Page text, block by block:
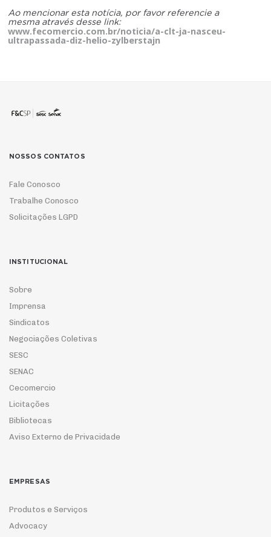
Ao mencionar esta notícia, por favor referencie a
mesma através desse link:
www.fecomercio.com.br/noticia/a-clt-ja-nasceu-
ultrapassada-diz-helio-zylberstajn
NOSSOS CONTATOS
Fale Conosco
Trabalhe Conosco
Solicitações LGPD
INSTITUCIONAL
Sobre
Imprensa
Sindicatos
Negociações Coletivas
SESC
SENAC
Cecomercio
Licitações
Bibliotecas
Aviso Externo de Privacidade
EMPRESAS
Produtos e Serviços
Advocacy